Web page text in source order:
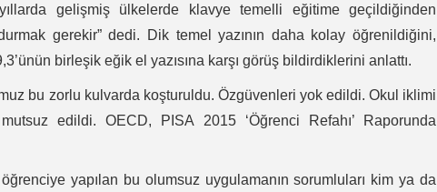
yıllarda gelişmiş ülkelerde klavye temelli eğitime geçildiğinden
gerekir” dedi. Dik temel yazının daha kolay öğrenildiğini,
birleşik eğik el yazısına karşı görüş bildirdiklerini anlattı.
bu zorlu kulvarda koşturuldu. Özgüvenleri yok edildi. Okul iklimi
edildi. OECD, PISA 2015 ‘Öğrenci Refahı’ Raporunda
yapılan bu olumsuz uygulamanın sorumluları kim ya da